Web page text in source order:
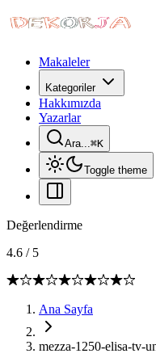
Makaleler
Kategoriler
Hakkımızda
Yazarlar
Ara...⌘K
Toggle theme
Değerlendirme
4.6 / 5
Ana Sayfa
mezza-1250-elisa-tv-